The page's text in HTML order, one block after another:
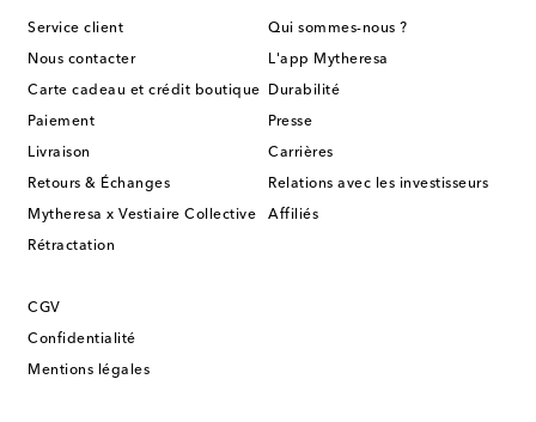
Service client
Nous contacter
Carte cadeau et crédit boutique
Paiement
Livraison
Retours & Échanges
Mytheresa x Vestiaire Collective
Rétractation
Qui sommes-nous ?
L'app Mytheresa
Durabilité
Presse
Carrières
Relations avec les investisseurs
Affiliés
CGV
Confidentialité
Mentions légales